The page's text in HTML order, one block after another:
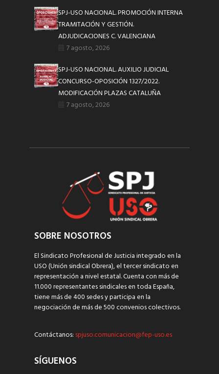
SPJ-USO NACIONAL. PROMOCIÓN INTERNA
TRAMITACIÓN Y GESTIÓN.
ADJUDICACIONES C. VALENCIANA
7 agosto, 2026
SPJ-USO NACIONAL. AUXILIO JUDICIAL
CONCURSO-OPOSICIÓN 1327/2022.
MODIFICACIÓN PLAZAS CATALUÑA
7 agosto, 2026
SOBRE NOSOTROS
El Sindicato Profesional de Justicia integrado en la
USO (Unión sindical Obrera), el tercer sindicato en
representación a nivel estatal. Cuenta con más de
11.000 representantes sindicales en toda España,
tiene más de 400 sedes y participa en la
negociación de más de 500 convenios colectivos.
Contáctanos: spjuso.comunicacion@fep-uso.es
SÍGUENOS